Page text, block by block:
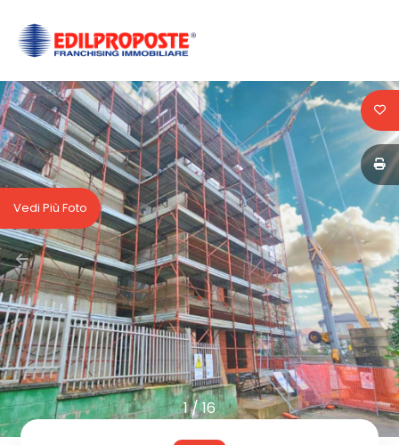
1/16
Vedi Più Foto
HOME
CHI
SIAMO
AFFILIATI
VENDITA
AFFITTO
ACQUISIZIONE
LAVORA
Codice
Contratto
Qualsiasi
Vendita
Affitto
Scegli
dove
cercare